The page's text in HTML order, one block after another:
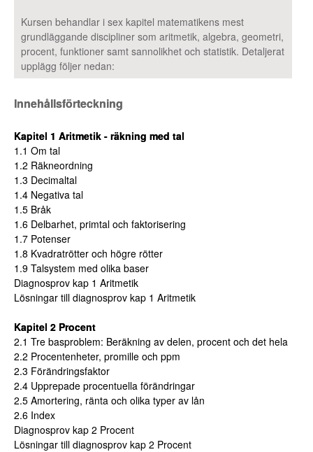
Kursen behandlar i sex kapitel matematikens mest
grundläggande discipliner som aritmetik, algebra, geometri,
procent, funktioner samt sannolikhet och statistik. Detaljerat
upplägg följer nedan:
Innehållsförteckning
Kapitel 1 Aritmetik - räkning med tal
1.1 Om tal
1.2 Räkneordning
1.3 Decimaltal
1.4 Negativa tal
1.5 Bråk
1.6 Delbarhet, primtal och faktorisering
1.7 Potenser
1.8 Kvadratrötter och högre rötter
1.9 Talsystem med olika baser
Diagnosprov kap 1 Aritmetik
Lösningar till diagnosprov kap 1 Aritmetik
Kapitel 2 Procent
2.1 Tre basproblem: Beräkning av delen, procent och det hela
2.2 Procentenheter, promille och ppm
2.3 Förändringsfaktor
2.4 Upprepade procentuella förändringar
2.5 Amortering, ränta och olika typer av lån
2.6 Index
Diagnosprov kap 2 Procent
Lösningar till diagnosprov kap 2 Procent